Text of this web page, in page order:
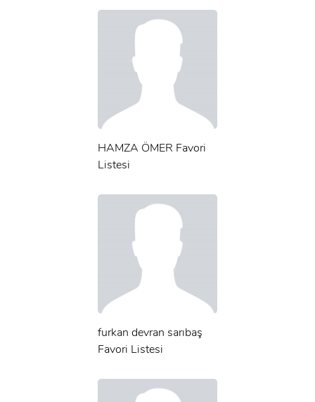
HAMZA ÖMER Favori
Listesi
furkan devran sarıbaş
Favori Listesi